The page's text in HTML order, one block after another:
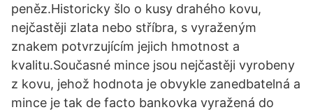
peněz.Historicky šlo o kusy drahého kovu,
nejčastěji zlata nebo stříbra, s vyraženým
znakem potvrzujícím jejich hmotnost a
kvalitu.Současné mince jsou nejčastěji vyrobeny
z kovu, jehož hodnota je obvykle zanedbatelná a
mince je tak de facto bankovka vyražená do